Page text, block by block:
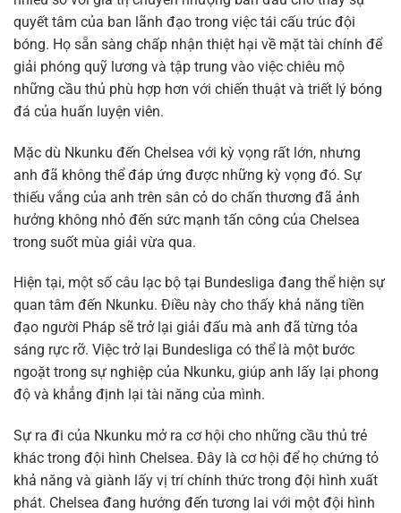
quyết tâm của ban lãnh đạo trong việc tái cấu trúc đội
bóng. Họ sẵn sàng chấp nhận thiệt hại về mặt tài chính để
giải phóng quỹ lương và tập trung vào việc chiêu mộ
những cầu thủ phù hợp hơn với chiến thuật và triết lý bóng
đá của huấn luyện viên.
Mặc dù Nkunku đến Chelsea với kỳ vọng rất lớn, nhưng
anh đã không thể đáp ứng được những kỳ vọng đó. Sự
thiếu vắng của anh trên sân cỏ do chấn thương đã ảnh
hưởng không nhỏ đến sức mạnh tấn công của Chelsea
trong suốt mùa giải vừa qua.
Hiện tại, một số câu lạc bộ tại Bundesliga đang thể hiện sự
quan tâm đến Nkunku. Điều này cho thấy khả năng tiền
đạo người Pháp sẽ trở lại giải đấu mà anh đã từng tỏa
sáng rực rỡ. Việc trở lại Bundesliga có thể là một bước
ngoặt trong sự nghiệp của Nkunku, giúp anh lấy lại phong
độ và khẳng định lại tài năng của mình.
Sự ra đi của Nkunku mở ra cơ hội cho những cầu thủ trẻ
khác trong đội hình Chelsea. Đây là cơ hội để họ chứng tỏ
khả năng và giành lấy vị trí chính thức trong đội hình xuất
phát. Chelsea đang hướng đến tương lai với một đội hình